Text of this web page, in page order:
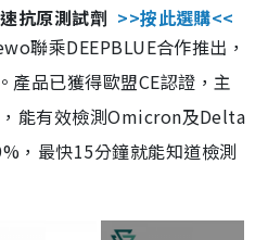
抗原測試劑 >>按此選購<<
聯乘DEEPBLUE合作推出，
產品已獲得歐盟CE認證，主
能有效檢測Omicron及Delta
，最快15分鐘就能知道檢測